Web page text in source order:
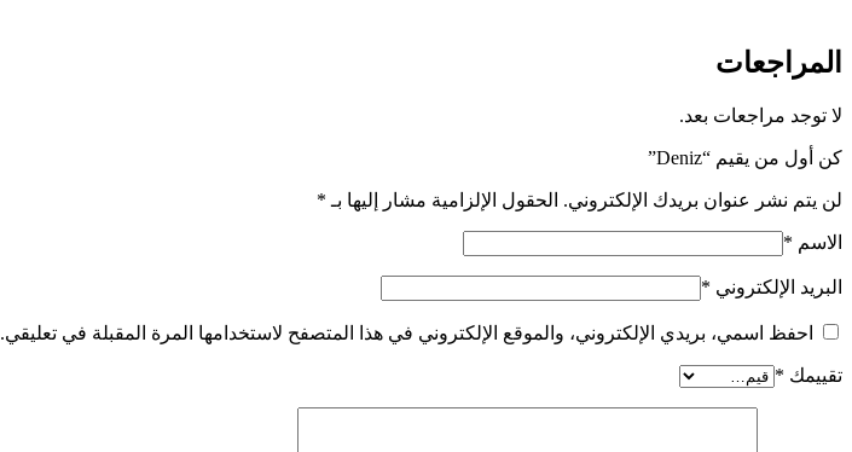
المراجعات
لا توجد مراجعات بعد.
كن أول من يقيم “Deniz”
لن يتم نشر عنوان بريدك الإلكتروني. الحقول الإلزامية مشار إليها بـ *
الاسم *
البريد الإلكتروني *
احفظ اسمي، بريدي الإلكتروني، والموقع الإلكتروني في هذا المتصفح لاستخدامها المرة المقبلة في تعليقي.
تقييمك *